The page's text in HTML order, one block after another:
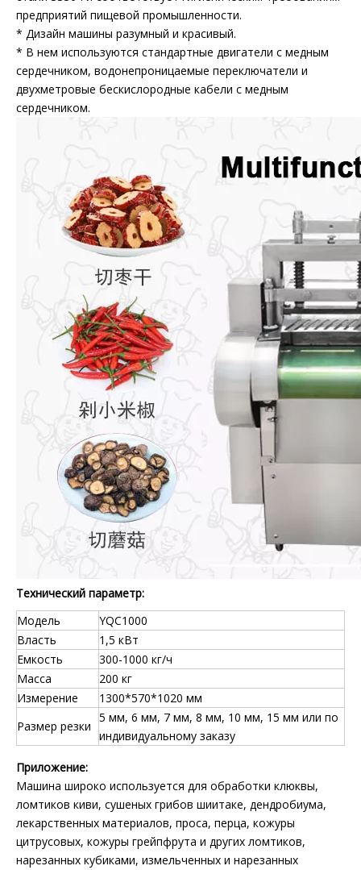
предприятий пищевой промышленности.
* Дизайн машины разумный и красивый.
* В нем используются стандартные двигатели с медным
сердечником, водонепроницаемые переключатели и
двухметровые бескислородные кабели с медным
сердечником.
Технический параметр:
Модель
YQC1000
Власть
1,5 кВт
Емкость
300-1000 кг/ч
Масса
200 кг
Измерение
1300*570*1020 мм
Размер резки
5 мм, 6 мм, 7 мм, 8 мм, 10 мм, 15 мм или по
индивидуальному заказу
Приложение:
Машина широко используется для обработки клюквы,
ломтиков киви, сушеных грибов шиитаке, дендробиума,
лекарственных материалов, проса, перца, кожуры
цитрусовых, кожуры грейпфрута и других ломтиков,
нарезанных кубиками, измельченных и нарезанных